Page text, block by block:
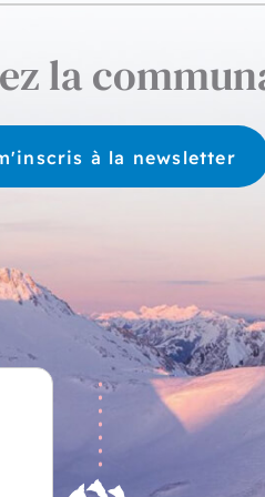
la
à la newsletter